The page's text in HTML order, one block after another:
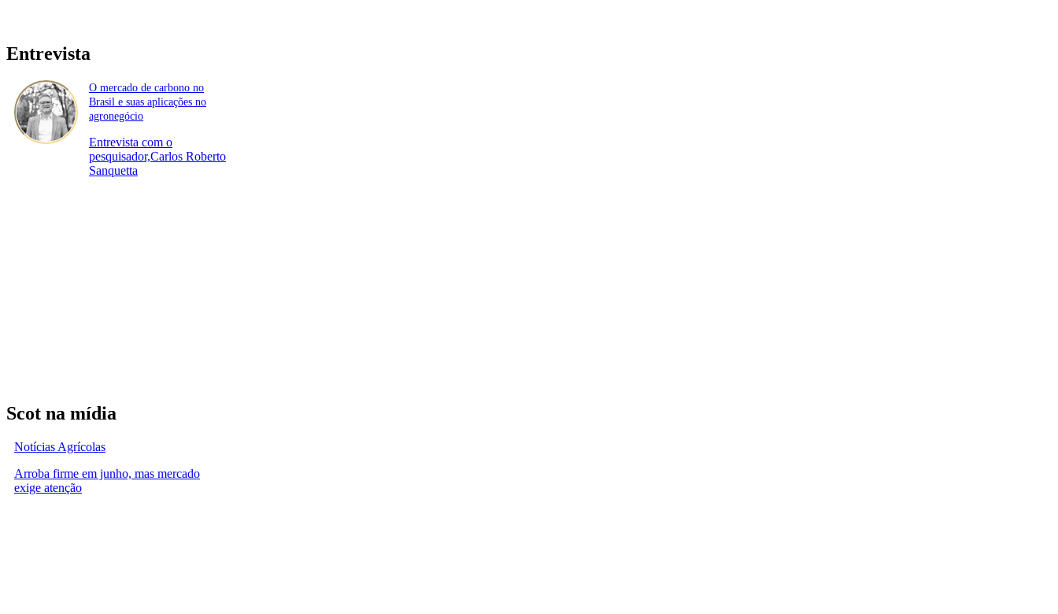
Entrevista
O mercado de carbono no
Brasil e suas aplicações no
agronegócio
Entrevista com o
pesquisador,Carlos Roberto
Sanquetta
Scot na mídia
Notícias Agrícolas
Arroba firme em junho, mas mercado
exige atenção